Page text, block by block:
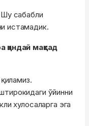
сабабли
истамадик.
мақсад
ўйинни
хулосаларга эга